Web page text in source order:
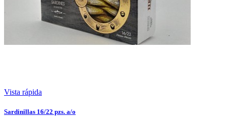
Vista rápida
Sardinillas 16/22 pzs. a/o